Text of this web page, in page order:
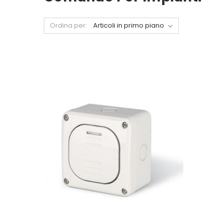
Ordina per: